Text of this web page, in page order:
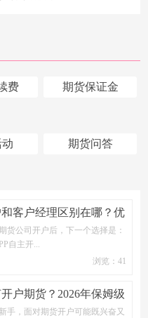
费
期货保证金
期货问答
客户经理区别在哪？优
货公司开户后，下一个选择是：
自主开...
浏览：41
户期货？2026年保姆级
手，面对期货开户可能既兴奋又